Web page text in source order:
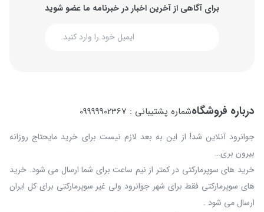
برای آگاهی از آخرین اخبار در خبرنامه ما عضو شوید
درباره فروشگاهشماره پشتیبانی : 09999902367
جوانرود آنلاین شد! از این به بعد لازم نیست برای خرید مایحتاج روزانه
بیرون بری…
خرید های سوپرمارکتی در کمتر از نیم ساعت برای شما ارسال می شود. خرید
های سوپرمارکتی فقط برای شهر جوانرود ولی غیر سوپرمارکتی برای کل ایران
ارسال می شود .